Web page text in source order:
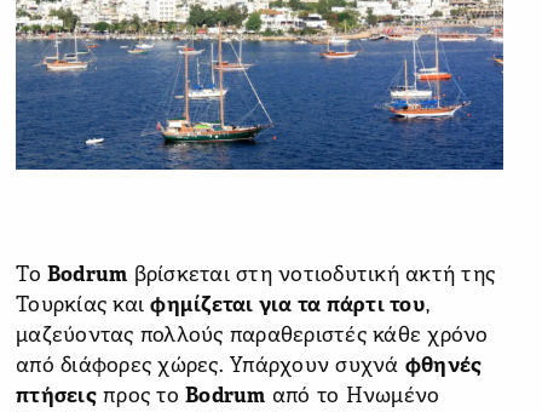
Tο Bodrum βρίσκεται στη νοτιοδυτική ακτή της
Τουρκίας καιφημίζεται για τα πάρτι του,
μαζεύοντας πολλούς παραθεριστές κάθε χρόνο
από διάφορες χώρες. Υπάρχουν συχνά φθηνές
πτήσειςπρος το Bodrum από το Ηνωμένο